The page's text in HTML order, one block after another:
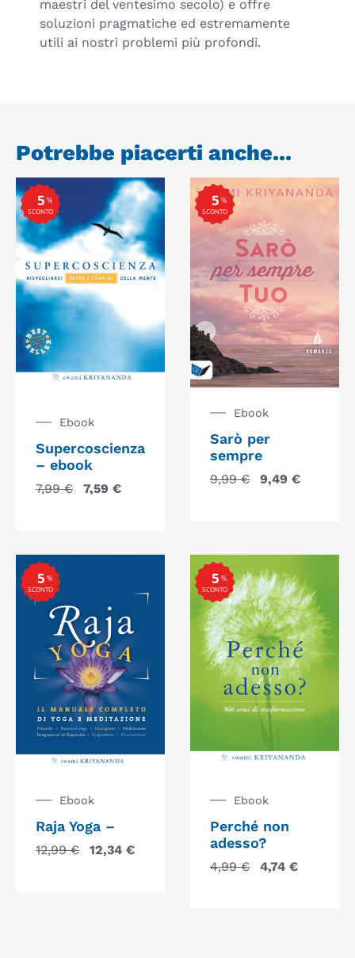
maestri del ventesimo secolo) e offre
soluzioni pragmatiche ed estremamente
utili ai nostri problemi più profondi.
Potrebbe piacerti anche...
Ebook
Supercoscienza
– ebook
7,99€ 7,59 €
Ebook
Sarò per
sempre
9,99€ 9,49 €
Ebook
Raja Yoga –
12,99€ 12,34 €
Ebook
Perché non
adesso?
4,99€ 4,74 €
%
SCONTO
5 %
SCONTO
5
%
SCONTO
5 %
SCONTO
5